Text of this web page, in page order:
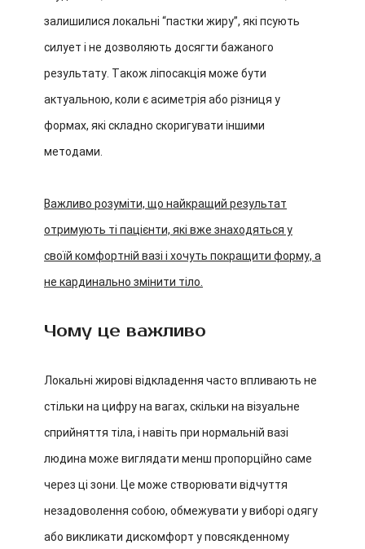
залишилися локальні “пастки жиру”, які псують
силует і не дозволяють досягти бажаного
результату. Також ліпосакція може бути
актуальною, коли є асиметрія або різниця у
формах, які складно скоригувати іншими
методами.
Важливо розуміти, що найкращий результат
отримують ті пацієнти, які вже знаходяться у
своїй комфортній вазі і хочуть покращити форму, а
не кардинально змінити тіло.
Чому це важливо
Локальні жирові відкладення часто впливають не
стільки на цифру на вагах, скільки на візуальне
сприйняття тіла, і навіть при нормальній вазі
людина може виглядати менш пропорційно саме
через ці зони. Це може створювати відчуття
незадоволення собою, обмежувати у виборі одягу
або викликати дискомфорт у повсякденному